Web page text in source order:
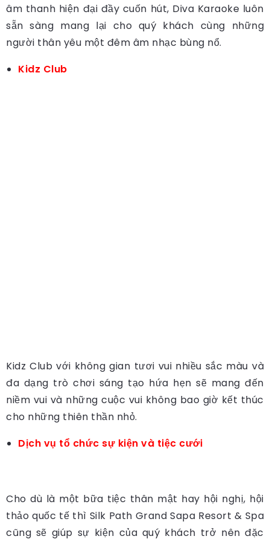
âm thanh hiện đại đầy cuốn hút, Diva Karaoke luôn
sẵn sàng mang lại cho quý khách cùng những
người thân yêu một đêm âm nhạc bùng nổ.
Kidz Club
Kidz Club với không gian tươi vui nhiều sắc màu và
đa dạng trò chơi sáng tạo hứa hẹn sẽ mang đến
niềm vui và những cuộc vui không bao giờ kết thúc
cho những thiên thần nhỏ.
Dịch vụ tổ chức sự kiện và tiệc cưới
Cho dù là một bữa tiệc thân mật hay hội nghị, hội
thảo quốc tế thì Silk Path Grand Sapa Resort & Spa
cũng sẽ giúp sự kiện của quý khách trở nên đặc